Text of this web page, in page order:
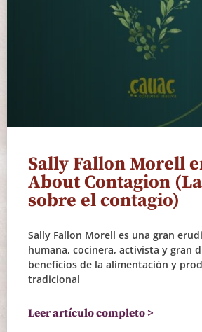
Sally Fallon Morell
About Contagion
sobre el contagio)
Sally Fallon Morell es una gran
humana, cocinera, activista y gran
beneficios de la alimentación y
tradicional
Leer artículo completo >